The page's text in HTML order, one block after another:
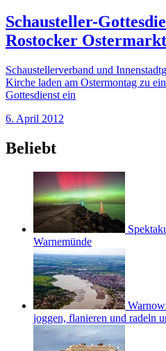
Schausteller-
Rostocker Ostermarkt
Schaustellerverband und
Kirche laden am Ostermontag zu
Gottesdienst ein
6. April 2012
Beliebt
Warnemünde
joggen, flanieren und radeln